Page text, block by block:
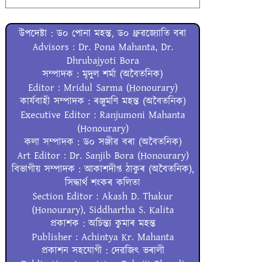
উপদেষ্টা : ড০ পোনা মহন্ত, ড০ ধ্ৰুৱজ্যোতি বৰা
Advisors : Dr. Pona Mahanta, Dr.
Dhrubajyoti Bora
সম্পাদক : মৃদুল শৰ্মা (অবৈতনিক)
Editor : Mridul Sarma (Honourary)
কাৰ্যবাহী সম্পাদক : ৰঞ্জুমণি মহন্ত (অবৈতনিক)
Executive Editor : Ranjumoni Mahanta
(Honourary)
কলা সম্পাদক : ড০ সঞ্জীৱ বৰা (অবৈতনিক)
Art Editor : Dr. Sanjib Bora (Honourary)
বিভাগীয় সম্পাদক : আকাশদীপ্ত ঠাকুৰ (অবৈতনিক),
সিদ্ধাৰ্থ শংকৰ কলিতা
Section Editor : Akash D. Thakur
(Honourary), Siddhartha S. Kalita
প্ৰকাশক : অচিন্ত্য কুমাৰ মহন্ত
Publisher : Achintya Kr. Mahanta
প্ৰকাশন সহযোগী : দেৱজিৎ ভৰালী